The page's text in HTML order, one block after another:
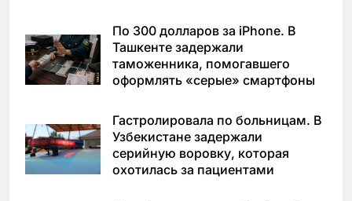
По 300 долларов за iPhone. В
Ташкенте задержали
таможенника, помогавшего
оформлять «серые» смартфоны
Гастролировала по больницам. В
Узбекистане задержали
серийную воровку, которая
охотилась за пациентами